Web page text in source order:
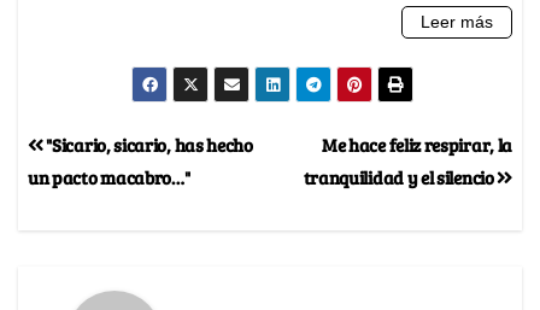
Me hace feliz respirar, la
tranquilidad y el silencio
"Sicario, sicario, has hecho
un pacto macabro…"